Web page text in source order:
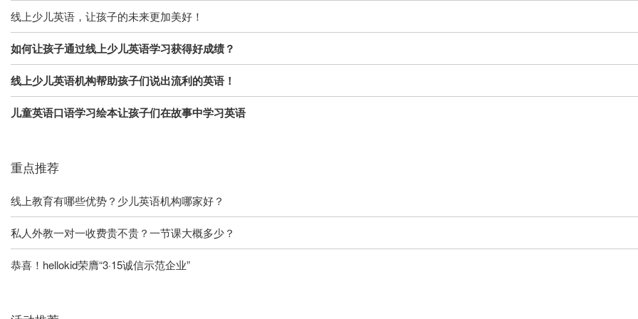
线上少儿英语，让孩子的未来更加美好！
如何让孩子通过线上少儿英语学习获得好成绩？
线上少儿英语机构帮助孩子们说出流利的英语！
儿童英语口语学习绘本让孩子们在故事中学习英语
重点推荐
线上教育有哪些优势？少儿英语机构哪家好？
私人外教一对一收费贵不贵？一节课大概多少？
恭喜！hellokid荣膺“3·15诚信示范企业”